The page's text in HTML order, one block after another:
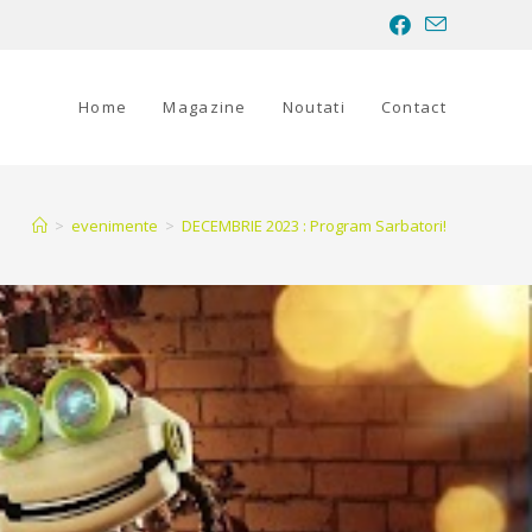
Home Magazine Noutati Contact
> evenimente > DECEMBRIE 2023 : Program Sarbatori!